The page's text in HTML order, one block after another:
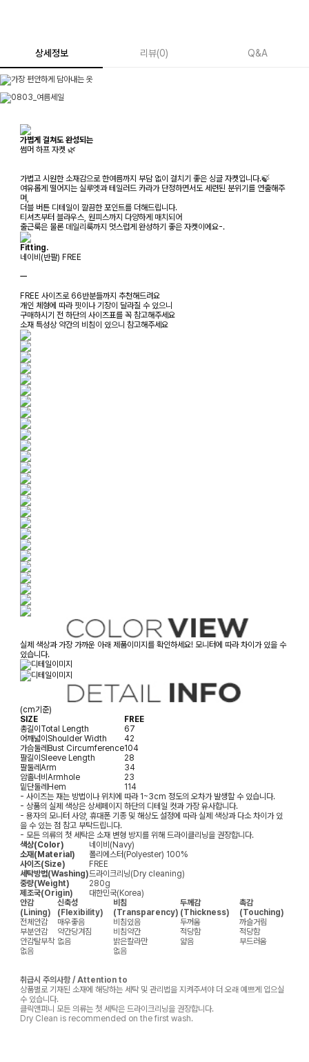
상세정보 리뷰(0) Q&A
가볍게 걸쳐도 완성되는
썸머 하프 자켓 🌿
가볍고 시원한 소재감으로 한여름까지 부담 없이 걸치기 좋은 싱글 자켓입니다.🍃
여유롭게 떨어지는 실루엣과 테일러드 카라가 단정하면서도 세련된 분위기를 연출해주
며,
더블 버튼 디테일이 깔끔한 포인트를 더해드립니다.
티셔츠부터 블라우스, 원피스까지 다양하게 매치되어
출근룩은 물론 데일리룩까지 멋스럽게 완성하기 좋은 자켓이에요-.
Fitting.
네이비(반팔) FREE
ㅡ
FREE 사이즈로 66반분들까지 추천해드려요
개인 체형에 따라 핏이나 기장이 달라질 수 있으니
구매하시기 전 하단의 사이즈표를 꼭 참고해주세요
소재 특성상 약간의 비침이 있으니 참고해주세요
실제 색상과 가장 가까운 아래 제품이미지를 확인하세요! 모니터에 따라 차이가 있을 수
있습니다.
(cm기준)
SIZE
FREE
총길이Total Length
67
어깨넓이Shoulder Width
42
가슴둘레Bust Circumference104
팔길이Sleeve Length
28
팔둘레Arm
34
암홀너비Armhole
23
밑단둘레Hem
114
- 사이즈는 재는 방법이나 위치에 따라 1~3cm 정도의 오차가 발생할 수 있습니다.
- 상품의 실제 색상은 상세페이지 하단의 디테일 컷과 가장 유사합니다.
- 용자의 모니터 사양, 휴대폰 기종 및 해상도 설정에 따라 실제 색상과 다소 차이가 있
을 수 있는 점 참고 부탁드립니다.
- 모든 의류의 첫 세탁은 소재 변형 방지를 위해 드라이클리닝을 권장합니다.
색상(Color)
네이비(Navy)
소재(Material)
폴리에스터(Polyester) 100%
사이즈(Size)
FREE
세탁방법(Washing)드라이크리닝(Dry cleaning)
중량(Weight)
280g
제조국(Origin)
대한민국(Korea)
안감
(Lining)
신축성
(Flexibility)
비침
(Transparency)
두께감
(Thickness)
촉감
(Touching)
전체안감
매우좋음 비침있음 두꺼움
까슬거림
부분안감
약간당겨짐 비침약간 적당함
적당함
안감탈부착 없음 밝은칼라만 얇음
부드러움
없음
없음
취급시 주의사항 / Attention to
상품별로 기재된 소재에 해당하는 세탁 및 관리법을 지켜주셔야 더 오래 예쁘게 입으실
수 있습니다.
클릭앤퍼니 모든 의류는 첫 세탁은 드라이크리닝을 권장합니다.
Dry Clean is recommended on the first wash.